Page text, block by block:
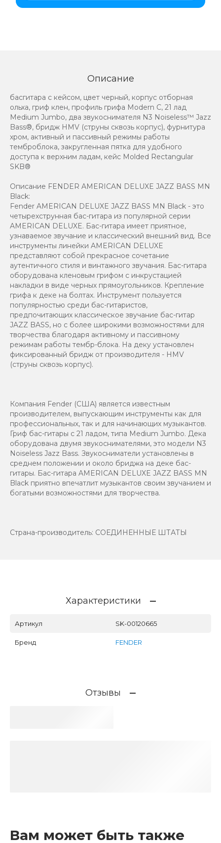
Описание
басгитара с кейсом, цвет черный, корпус отборная
ольха, гриф клен, профиль грифа Modern C, 21 лад
Medium Jumbo, два звукоснимателя N3 Noiseless™ Jazz
Bass®, бридж HMV (струны сквозь корпус), фурнитура
хром, активный и пассивный режимы работы
темброблока, закругленная пятка для удобного
доступа к верхним ладам, кейс Molded Rectangular
SKB®
Описание FENDER AMERICAN DELUXE JAZZ BASS MN
Black:
Fender AMERICAN DELUXE JAZZ BASS MN Black - это
четырехструнная бас-гитара из популярной серии
AMERICAN DELUXE. Бас-гитара имеет приятное,
узнаваемое звучание и классический внешний вид. Все
инструменты линейки AMERICAN DELUXE
представляют собой прекрасное сочетание
аутентичного стиля и винтажного звучания. Бас-гитара
оборудована кленовым грифом с инкрустацией
накладки в виде черных прямоугольников. Крепление
грифа к деке на болтах. Инструмент пользуется
популярностью среди бас-гитаристов,
предпочитающих классическое звучание бас-гитар
JAZZ BASS, но с более широкими возможностями для
творчества благодаря активному и пассивному
режимам работы тембр-блока. На деку установлен
фиксированный бридж от производителя - HMV
(струны сквозь корпус).
Компания Fender (США) является известным
производителем, выпускающим инструменты как для
профессиональных, так и для начинающих музыкантов.
Гриф бас-гитары с 21 ладом, типа Medium Jumbo. Дека
оборудована двумя звукоснимателями, это модели N3
Noiseless Jazz Bass. Звукосниматели установлены в
среднем положении и около бриджа на деке бас-
гитары. Бас-гитара AMERICAN DELUXE JAZZ BASS MN
Black приятно впечатлит музыкантов своим звучанием и
богатыми возможностями для творчества.
Страна-производитель: СОЕДИНЕННЫЕ ШТАТЫ
Характеристики
Артикул SK-00120665
Бренд FENDER
Отзывы
Вам может быть также